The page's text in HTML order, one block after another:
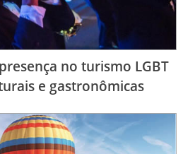
no turismo LGBT
e gastronômicas